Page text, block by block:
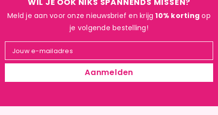
Meld je aan voor onze nieuwsbrief en krijg10% korting op
je volgende bestelling!
Jouw e-mailadres
Aanmelden